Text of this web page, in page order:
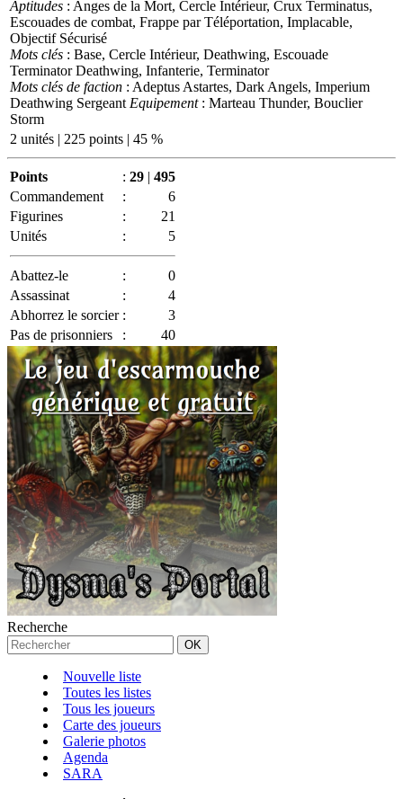
Aptitudes : Anges de la Mort, Cercle Intérieur, Crux Terminatus,
Escouades de combat, Frappe par Téléportation, Implacable,
Objectif Sécurisé
Mots clés : Base, Cercle Intérieur, Deathwing, Escouade
Terminator Deathwing, Infanterie, Terminator
Mots clés de faction : Adeptus Astartes, Dark Angels, Imperium
Deathwing Sergeant Equipement: Marteau Thunder, Bouclier
Storm
2 unités | 225 points | 45 %
Points : 29 | 495
Commandement
:
6
Figurines
:
21
Unités
: 5
Abattez-le :
0
Assassinat
:
4
Abhorrez le sorcier :
3
Pas de prisonniers
: 40
Recherche
Nouvelle liste
Toutes les listes
Tous les joueurs
Carte des joueurs
Galerie photos
Agenda
SARA